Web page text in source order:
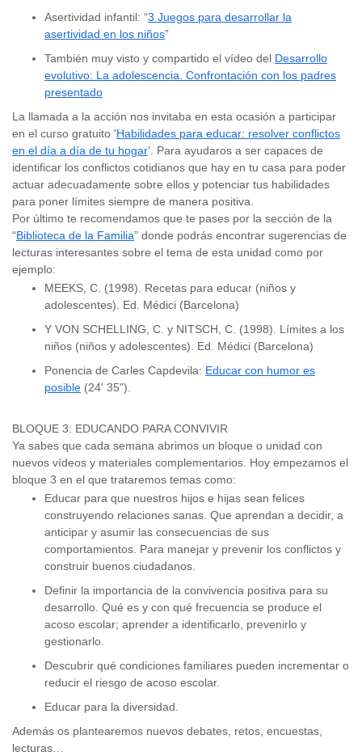
Asertividad infantil: “3 Juegos para desarrollar la
asertividad en los niños”
También muy visto y compartido el vídeo del Desarrollo
evolutivo: La adolescencia. Confrontación con los padres
presentado
La llamada a la acción nos invitaba en esta ocasión a participar
en el curso gratuito 'Habilidades para educar: resolver conflictos
en el día a día de tu hogar'. Para ayudaros a ser capaces de
identificar los conflictos cotidianos que hay en tu casa para poder
actuar adecuadamente sobre ellos y potenciar tus habilidades
para poner límites siempre de manera positiva.
Por último te recomendamos que te pases por la sección de la
“Biblioteca de la Familia” donde podrás encontrar sugerencias de
lecturas interesantes sobre el tema de esta unidad como por
ejemplo:
MEEKS, C. (1998). Recetas para educar (niños y
adolescentes). Ed. Médici (Barcelona)
Y VON SCHELLING, C. y NITSCH, C. (1998). Límites a los
niños (niños y adolescentes). Ed. Médici (Barcelona)
Ponencia de Carles Capdevila: Educar con humor es
posible (24' 35").
BLOQUE 3: EDUCANDO PARA CONVIVIR
Ya sabes que cada semana abrimos un bloque o unidad con
nuevos vídeos y materiales complementarios. Hoy empezamos el
bloque 3 en el que trataremos temas como:
Educar para que nuestros hijos e hijas sean felices
construyendo relaciones sanas. Que aprendan a decidir, a
anticipar y asumir las consecuencias de sus
comportamientos. Para manejar y prevenir los conflictos y
construir buenos ciudadanos.
Definir la importancia de la convivencia positiva para su
desarrollo. Qué es y con qué frecuencia se produce el
acoso escolar; aprender a identificarlo, prevenirlo y
gestionarlo.
Descubrir qué condiciones familiares pueden incrementar o
reducir el riesgo de acoso escolar.
Educar para la diversidad.
Además os plantearemos nuevos debates, retos, encuestas,
lecturas…